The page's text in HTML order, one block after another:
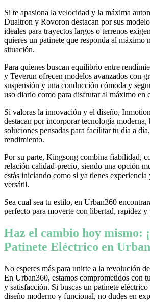
Si te apasiona la velocidad y la máxima
Dualtron y Rovoron destacan por sus
ideales para trayectos largos o terrenos
quieres un patinete que responda al máximo
situación.
Para quienes buscan equilibrio entre
y Teverun ofrecen modelos avanzados con
suspensión y una conducción cómoda y
uso diario como para disfrutar al máximo en
Si valoras la innovación y el diseño,
destacan por incorporar tecnología moderna,
soluciones pensadas para facilitar tu día a
rendimiento.
Por su parte, Kingsong combina fiabilidad,
relación calidad-precio, siendo una opción
estás iniciando como si ya tienes experiencia
versátil.
Sea cual sea tu estilo, en Urban360
perfecto para moverte con libertad, rapidez y
Haz el cambio hoy mismo:
Patinete Eléctrico en
No esperes más para unirte a la revolución
En Urban360, estamos comprometidos con
y satisfacción. Si buscas un patinete
diseño moderno y funcional, no dudes en